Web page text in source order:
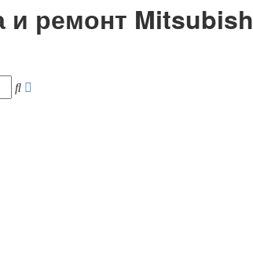
и ремонт
Поиск